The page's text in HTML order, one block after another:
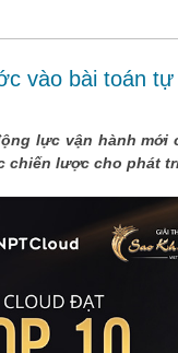
vào bài toán
lực vận hành
chiến lược cho phát